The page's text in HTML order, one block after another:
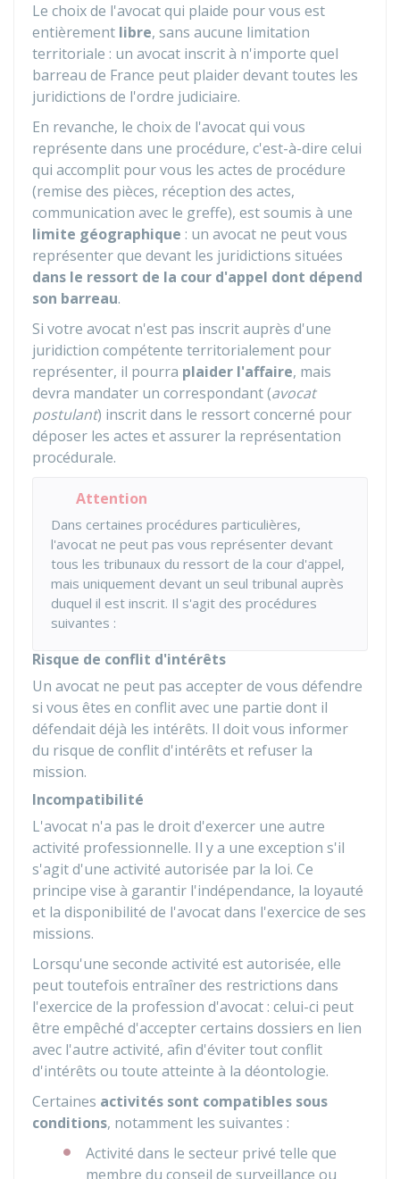
Le choix de l'avocat qui plaide pour vous est
entièrement libre, sans aucune limitation
territoriale : un avocat inscrit à n'importe quel
barreau de France peut plaider devant toutes les
juridictions de l'ordre judiciaire.
En revanche, le choix de l'avocat qui vous
représente dans une procédure, c'est-à-dire celui
qui accomplit pour vous les actes de procédure
(remise des pièces, réception des actes,
communication avec le greffe), est soumis à une
limite géographique : un avocat ne peut vous
représenter que devant les juridictions situées
dans le ressort de la cour d'appel dont dépend
son barreau.
Si votre avocat n'est pas inscrit auprès d'une
juridiction compétente territorialement pour
représenter, il pourra plaider l'affaire, mais
devra mandater un correspondant (avocat
postulant) inscrit dans le ressort concerné pour
déposer les actes et assurer la représentation
procédurale.
Attention
Dans certaines procédures particulières,
l'avocat ne peut pas vous représenter devant
tous les tribunaux du ressort de la cour d'appel,
mais uniquement devant un seul tribunal auprès
duquel il est inscrit. Il s'agit des procédures
suivantes :
Risque de conflit d'intérêts
Un avocat ne peut pas accepter de vous défendre
si vous êtes en conflit avec une partie dont il
défendait déjà les intérêts. Il doit vous informer
du risque de conflit d'intérêts et refuser la
mission.
Incompatibilité
L'avocat n'a pas le droit d'exercer une autre
activité professionnelle. Il y a une exception s'il
s'agit d'une activité autorisée par la loi. Ce
principe vise à garantir l'indépendance, la loyauté
et la disponibilité de l'avocat dans l'exercice de ses
missions.
Lorsqu'une seconde activité est autorisée, elle
peut toutefois entraîner des restrictions dans
l'exercice de la profession d'avocat : celui-ci peut
être empêché d'accepter certains dossiers en lien
avec l'autre activité, afin d'éviter tout conflit
d'intérêts ou toute atteinte à la déontologie.
Certaines activités sont compatibles sous
conditions, notamment les suivantes :
Activité dans le secteur privé telle que
membre du conseil de surveillance ou